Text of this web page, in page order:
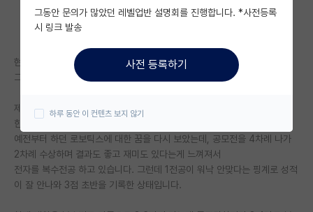
미국 유학 게시판
미국 대학원 합격 후기 게시판
대학원생 모집 게시판
연구실(PI) 홍보 게시판
석박사 채용 정보 게시판
임용 정보 게시판
현재 인아 라인의 대학교를 다니고 있는 4학년 학생입니다.
그리고 복수전공으로 대학원을 준비하고 있습니다.
제가 작년에 편입을 했는데, 단순히 대학교 이름만 올린다고 편입을 한 후,
한 두 달 다니다보니, 학과랑 맞지않다는게 느껴져
예전부터 하던 로보틱스에 대한 꿈을 다시 보았는데, 공모전을 4차례 나가
2차례 수상하며 결과도 좋고 재미도 있다는게 느껴져서
전자를 복수전공 하고 있습니다. 그런데 1전공이 워낙 안맞다는 핑계로 성적
이 잘 안나와 3점 초반을 기록한 상태입니다.
그동안 문의가 많았던 레벨업반 설명회를 진행합니다. *사전등록
시 링크 발송
사전 등록하기
하루 동안 이 컨텐츠 보지 않기